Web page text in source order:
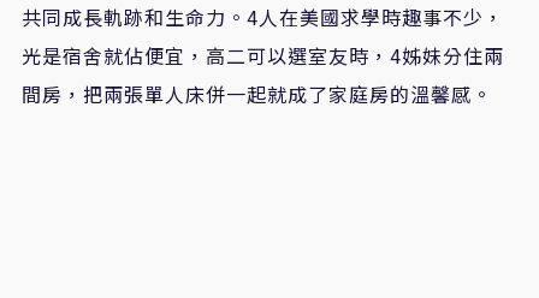
共同成長軌跡和生命力。4人在美國求學時趣事不少，
光是宿舍就佔便宜，高二可以選室友時，4姊妹分住兩
間房，把兩張單人床併一起就成了家庭房的溫馨感。